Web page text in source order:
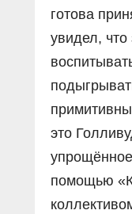
готова
увидел,
это
помощью